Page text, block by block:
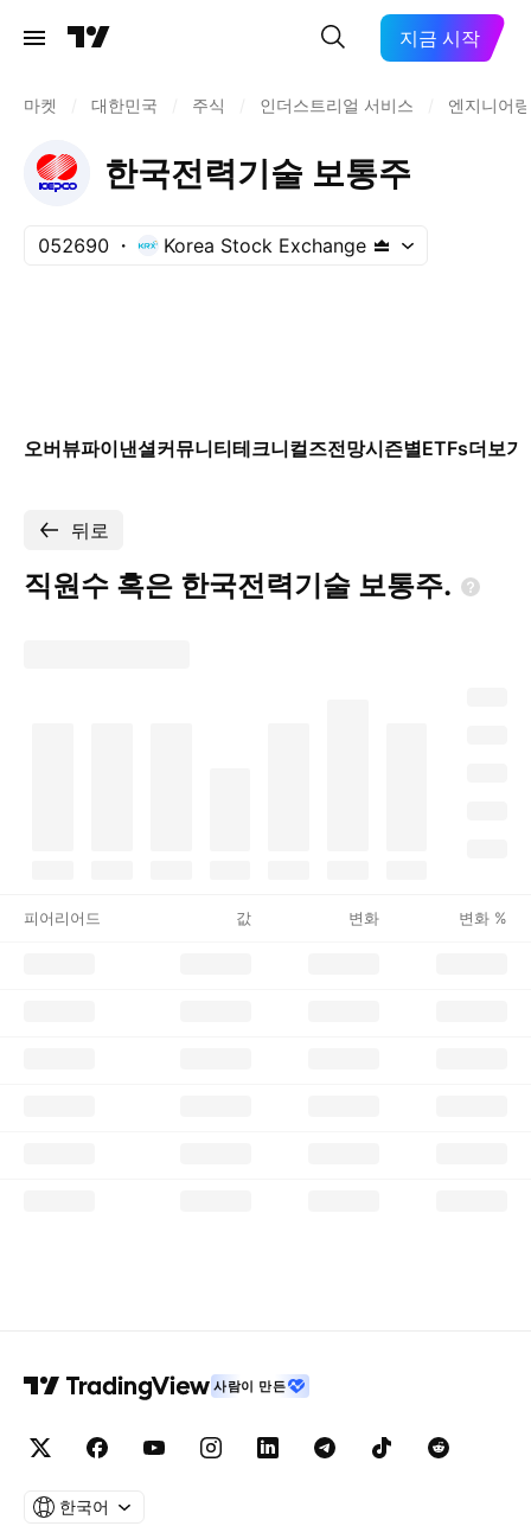
지금 시작
마켓 대한민국 주식 인더스트리얼 서비스 엔지니어
한국전력기술 보통주
052690 Korea Stock Exchange
오버뷰파이낸셜커뮤니티테크니컬즈전망시즌별ETFs더보기
뒤로
직원수 혹은 한국전력기술 보통주.
피어리어드 값 변화 변화 %
사람이 만든
한국어